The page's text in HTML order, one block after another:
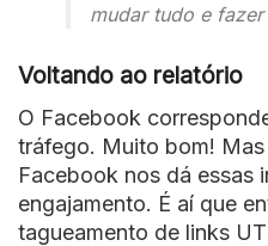
mudar tudo e
Voltando ao relatório
O Facebook
tráfego. Muito bom!
Facebook nos dá essas
engajamento. É aí que
tagueamento de links